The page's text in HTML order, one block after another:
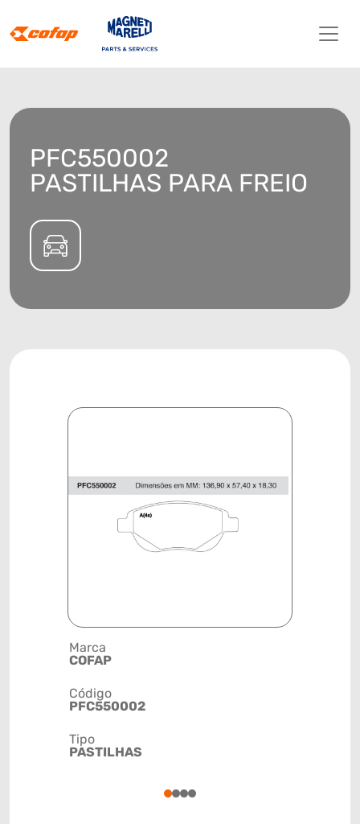
PFC550002
PASTILHAS PARA FREIO
Marca
COFAP
Código
PFC550002
Tipo
PASTILHAS
1234